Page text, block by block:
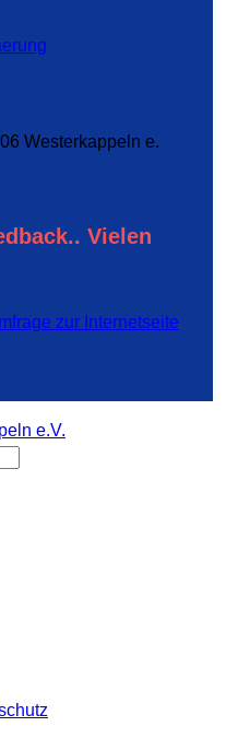
Westerkappeln e.
Vielen